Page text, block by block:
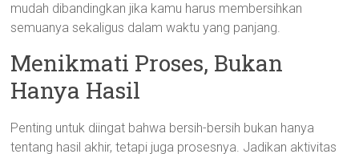
mudah dibandingkan jika kamu harus membersihkan
semuanya sekaligus dalam waktu yang panjang.
Menikmati Proses, Bukan
Hanya Hasil
Penting untuk diingat bahwa bersih-bersih bukan hanya
tentang hasil akhir, tetapi juga prosesnya. Jadikan aktivitas